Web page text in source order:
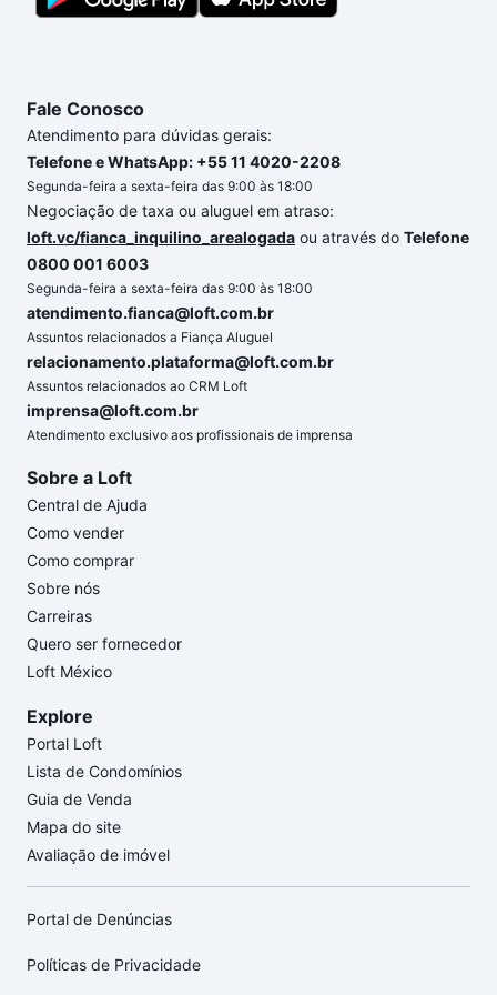
Fale Conosco
Atendimento para dúvidas gerais:
Telefone e WhatsApp: +55 11 4020-2208
Segunda-feira a sexta-feira das 9:00 às 18:00
Negociação de taxa ou aluguel em atraso:
loft.vc/fianca_inquilino_arealogada ou através do Telefone
0800 001 6003
Segunda-feira a sexta-feira das 9:00 às 18:00
atendimento.fianca@loft.com.br
Assuntos relacionados a Fiança Aluguel
relacionamento.plataforma@loft.com.br
Assuntos relacionados ao CRM Loft
imprensa@loft.com.br
Atendimento exclusivo aos profissionais de imprensa
Sobre a Loft
Central de Ajuda
Como vender
Como comprar
Sobre nós
Carreiras
Quero ser fornecedor
Loft México
Explore
Portal Loft
Lista de Condomínios
Guia de Venda
Mapa do site
Avaliação de imóvel
Portal de Denúncias
Políticas de Privacidade